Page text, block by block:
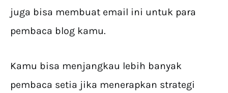
juga bisa membuat email ini untuk para
pembaca blog kamu.
Kamu bisa menjangkau lebih banyak
pembaca setia jika menerapkan strategi